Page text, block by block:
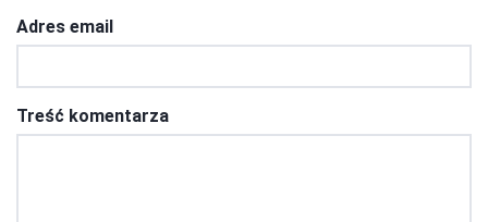
Adres email
Treść komentarza